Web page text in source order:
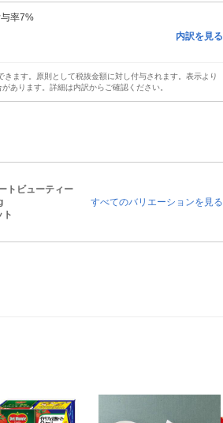
率7%
内訳を見る
ます。原則として税抜金額に対し付与されます。表示より
あります。詳細は内訳からご確認ください。
トビューティー
ト
すべてのバリエーションを見る